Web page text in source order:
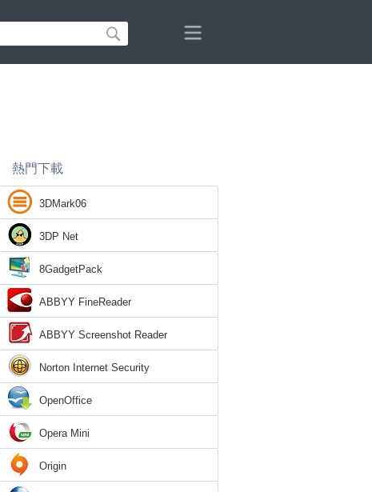
熱門下載
3DMark06
3DP Net
8GadgetPack
ABBYY FineReader
ABBYY Screenshot Reader
Norton Internet Security
OpenOffice
Opera Mini
Origin